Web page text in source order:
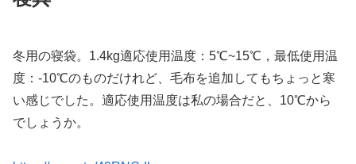
冬用の寝袋。1.4kg適応使用温度：5℃~15℃，最低使用温
度：-10℃のものだけれど、毛布を追加してもちょっと寒
い感じでした。適応使用温度は私の場合だと、10℃から
でしょうか。